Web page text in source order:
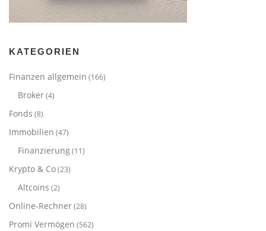
KATEGORIEN
Finanzen allgemein (166)
Broker(4)
Fonds (8)
Immobilien (47)
Finanzierung(11)
Krypto & Co(23)
Altcoins (2)
Online-Rechner(28)
Promi Vermögen (562)